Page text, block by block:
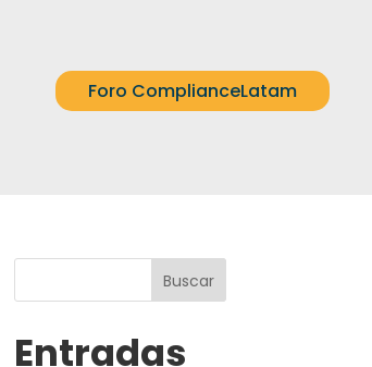
Foro ComplianceLatam
Buscar
Entradas